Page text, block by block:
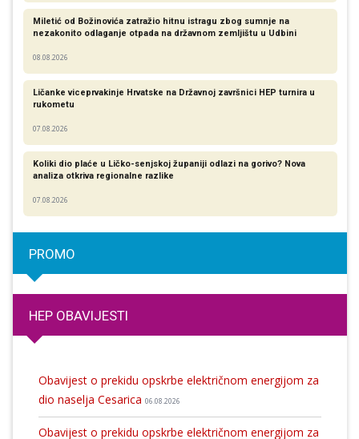
Miletić od Božinovića zatražio hitnu istragu zbog sumnje na
nezakonito odlaganje otpada na državnom zemljištu u Udbini
08.08.2026
Ličanke viceprvakinje Hrvatske na Državnoj završnici HEP turnira u
rukometu
07.08.2026
Koliki dio plaće u Ličko-senjskoj županiji odlazi na gorivo? Nova
analiza otkriva regionalne razlike​
07.08.2026
PROMO
HEP OBAVIJESTI
Obavijest o prekidu opskrbe električnom energijom za
dio naselja Cesarica 06.08.2026
Obavijest o prekidu opskrbe električnom energijom za